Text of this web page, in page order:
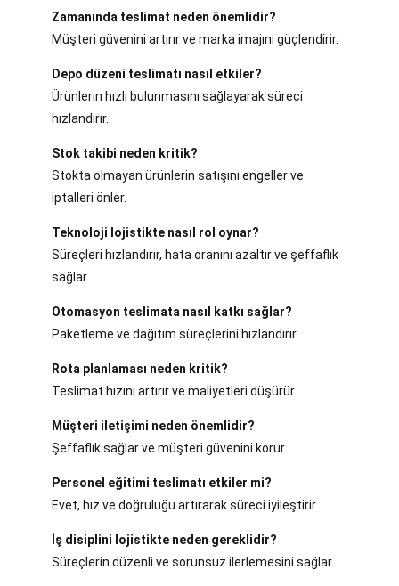
Zamanında teslimat neden önemlidir?
Müşteri güvenini artırır ve marka imajını güçlendirir.
Depo düzeni teslimatı nasıl etkiler?
Ürünlerin hızlı bulunmasını sağlayarak süreci
hızlandırır.
Stok takibi neden kritik?
Stokta olmayan ürünlerin satışını engeller ve
iptalleri önler.
Teknoloji lojistikte nasıl rol oynar?
Süreçleri hızlandırır, hata oranını azaltır ve şeffaflık
sağlar.
Otomasyon teslimata nasıl katkı sağlar?
Paketleme ve dağıtım süreçlerini hızlandırır.
Rota planlaması neden kritik?
Teslimat hızını artırır ve maliyetleri düşürür.
Müşteri iletişimi neden önemlidir?
Şeffaflık sağlar ve müşteri güvenini korur.
Personel eğitimi teslimatı etkiler mi?
Evet, hız ve doğruluğu artırarak süreci iyileştirir.
İş disiplini lojistikte neden gereklidir?
Süreçlerin düzenli ve sorunsuz ilerlemesini sağlar.